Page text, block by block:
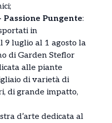
Pungente:
in
9 luglio al 1 agosto la
di Garden Steflor
alle piante
di varietà di
di grande impatto,
d’arte dedicata al